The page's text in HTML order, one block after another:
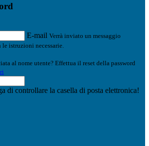
E-mail Verrà inviato un messaggio
istruzioni necessarie.
al nome utente? Effettua il reset della password
di controllare la casella di posta elettronica!